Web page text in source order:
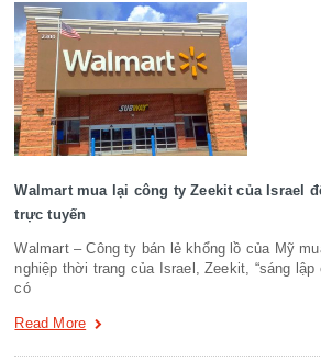
Walmart mua lại công ty Zeekit của Israel
trực tuyến
Walmart – Công ty bán lẻ khổng lồ của Mỹ
nghiệp thời trang của Israel, Zeekit, “sáng
có
Read More